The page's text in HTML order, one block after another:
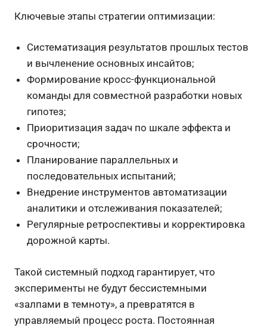
Ключевые этапы стратегии оптимизации:
Систематизация результатов прошлых тестов
и вычленение основных инсайтов;
Формирование кросс-функциональной
команды для совместной разработки новых
гипотез;
Приоритизация задач по шкале эффекта и
срочности;
Планирование параллельных и
последовательных испытаний;
Внедрение инструментов автоматизации
аналитики и отслеживания показателей;
Регулярные ретроспективы и корректировка
дорожной карты.
Такой системный подход гарантирует, что
эксперименты не будут бессистемными
«залпами в темноту», а превратятся в
управляемый процесс роста. Постоянная